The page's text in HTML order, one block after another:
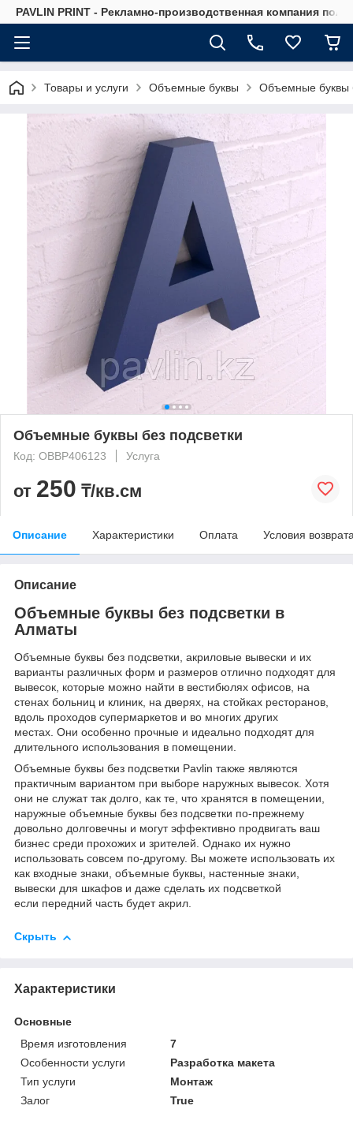
PAVLIN PRINT - Рекламно-производственная компания
Товары и услуги Объемные буквы Объемные буквы
Объемные буквы без подсветки
Код: OBBP406123 Услуга
от 250 ₸/кв.см
Описание Характеристики Оплата Условия
Описание
Объемные буквы без подсветки в
Алматы
Объемные буквы без подсветки, акриловые вывески и их
варианты различных форм и размеров отлично подходят для
вывесок, которые можно найти в вестибюлях офисов, на
стенах больниц и клиник, на дверях, на стойках ресторанов,
вдоль проходов супермаркетов и во многих других
местах. Они особенно прочные и идеально подходят для
длительного использования в помещении.
Объемные буквы без подсветки Pavlin также являются
практичным вариантом при выборе наружных вывесок. Хотя
они не служат так долго, как те, что хранятся в помещении,
наружные объемные буквы без подсветки по-прежнему
довольно долговечны и могут эффективно продвигать ваш
бизнес среди прохожих и зрителей. Однако их нужно
использовать совсем по-другому. Вы можете использовать их
как входные знаки, объемные буквы, настенные знаки,
вывески для шкафов и даже сделать их подсветкой
если передний часть будет акрил.
Скрыть
Характеристики
Основные
Время изготовления
7
Особенности услуги
Разработка макета
Тип услуги
Монтаж
Залог
True